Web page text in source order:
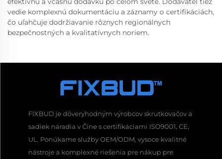
vedie komplexnú dokumentáciu a záznamy o certifikáciách,
čo uľahčuje dodržiavanie rôznych regionálnych
bezpečnostných a kvalitatívnych noriem.
FIXBUD je dôveryhodným výrobcov skrutkovačov a
sadiek náradia v Číne s certifikáciami ISO9001, CE,
UL. Ponúkame služby OEM/ODM, vysoce kvalitné
nástroje a komplexné riešenia pre nákup pre